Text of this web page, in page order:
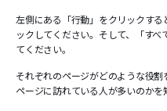
左側にある「行動」をクリックす
ックしてください。そして、「す
てください。
それぞれのページがどのような役
ページに訪れている人が多いのかを